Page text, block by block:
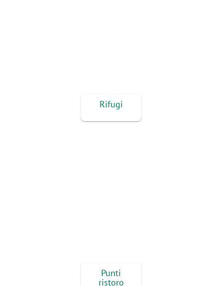
Rifugi
Punti
ristoro